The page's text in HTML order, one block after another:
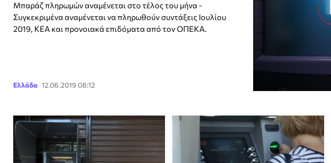
Μπαράζ πληρωμών αναμένεται στο τέλος του μήνα -
Συγκεκριμένα αναμένεται να πληρωθούν συντάξεις Ιουλίου
2019, ΚΕΑ και προνοιακά επιδόματα από τον ΟΠΕΚΑ.
Ελλάδα 12.06.2019 08:12